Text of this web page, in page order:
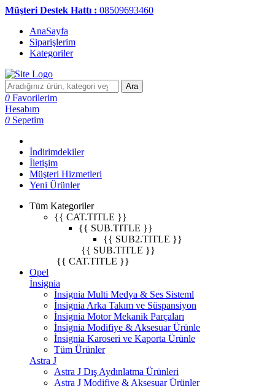
Müşteri Destek Hattı : 08509693460
AnaSayfa
Siparişlerim
Kategoriler
Ara
0 Favorilerim
Hesabım
0 Sepetim
İndirimdekiler
İletişim
Müşteri Hizmetleri
Yeni Ürünler
Tüm Kategoriler
{{ CAT.TITLE }}
{{ SUB.TITLE }}
{{ SUB2.TITLE }}
{{ SUB.TITLE }}
{{ CAT.TITLE }}
Opel
İnsignia
İnsignia Multi Medya & Ses Sisteml
İnsignia Arka Takım ve Süspansiyon
İnsignia Motor Mekanik Parçaları
İnsignia Modifiye & Aksesuar Ürünle
İnsignia Karoseri ve Kaporta Ürünle
Tüm Ürünler
Astra J
Astra J Dış Aydınlatma Ürünleri
Astra J Modifiye & Aksesuar Ürünler